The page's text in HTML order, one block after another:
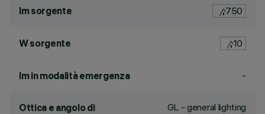
lm sorgente 750
W sorgente 10
lm in modalità emergenza -
Ottica e angolo di
GL - general lighting